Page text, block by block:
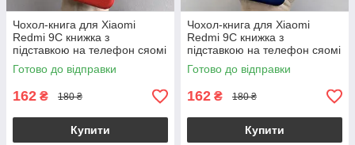
Чохол-книга для Xiaomi
Redmi 9С книжка з
підставкою на телефон сяомі
редмі 9с червона stn
Готово до відправки
162 ₴ 180 ₴
Купити
Чохол-книга для Xiaomi
Redmi 9С книжка з
підставкою на телефон сяомі
редмі 9с синя stn
Готово до відправки
162 ₴ 180 ₴
Купити